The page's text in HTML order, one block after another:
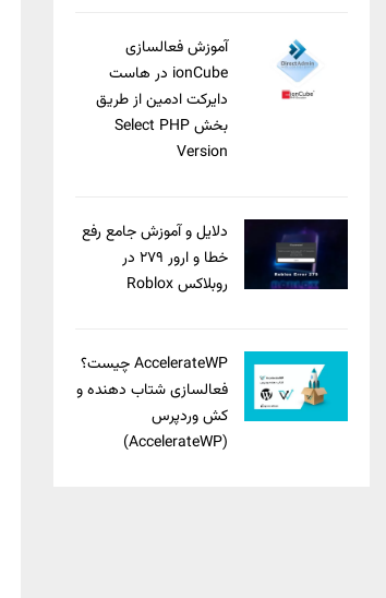
آموزش فعالسازی
ionCube در هاست
دایرکت ادمین از طریق
بخش Select PHP
Version
دلایل و آموزش جامع رفع
خطا و ارور ۲۷۹ در
روبلاکس Roblox
AccelerateWP چیست؟
فعالسازی شتاب دهنده و
کش وردپرس
(AccelerateWP)